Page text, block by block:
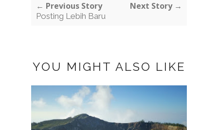
← Previous Story
Posting Lebih Baru
Next Story →
YOU MIGHT ALSO LIKE